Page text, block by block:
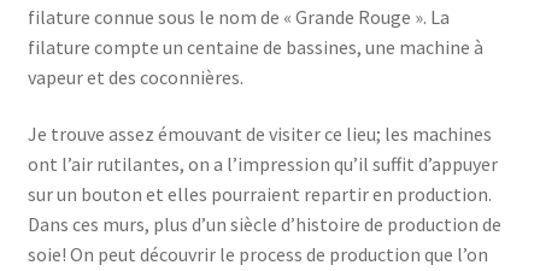
filature connue sous le nom de « Grande Rouge ». La
filature compte un centaine de bassines, une machine à
vapeur et des coconnières.
Je trouve assez émouvant de visiter ce lieu; les machines
ont l’air rutilantes, on a l’impression qu’il suffit d’appuyer
sur un bouton et elles pourraient repartir en production.
Dans ces murs, plus d’un siècle d’histoire de production de
soie! On peut découvrir le process de production que l’on